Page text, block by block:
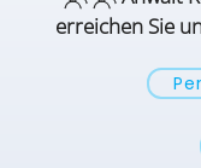
erreichen Sie